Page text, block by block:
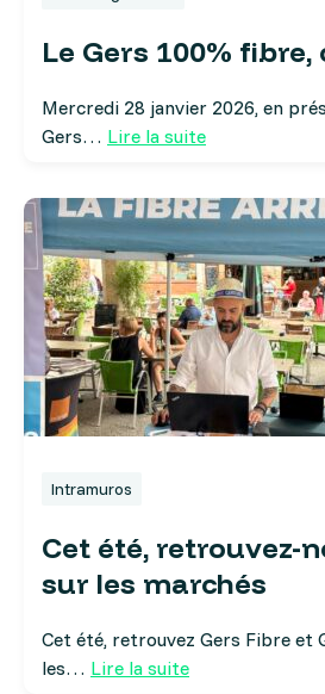
Le Gers 100% fibre,
Mercredi 28 janvier 2026, en
Gers… Lire la suite
Intramuros
Cet été, retrouvez-
sur les marchés
Cet été, retrouvez Gers Fibre et
les… Lire la suite